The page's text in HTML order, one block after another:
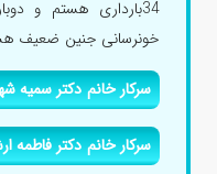
34بارداری هستم و
خونرسانی جنین ضعیف
سرکار خانم دکتر سمیه
سرکار خانم دکتر فاطمه